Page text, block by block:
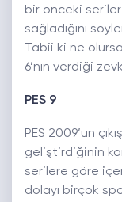
bir önceki
sağladığını
Tabii ki ne
6’nın verdiği
PES 9
PES 2009’un
geliştirdiğinin
serilere göre
dolayı birçok